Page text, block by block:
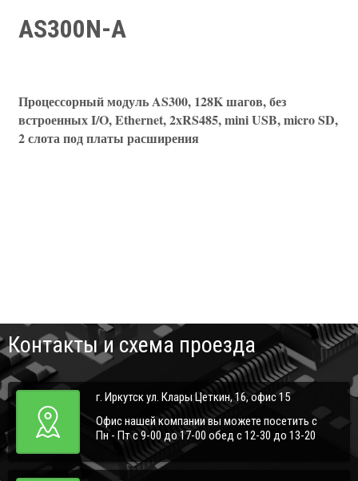
AS300N-A
Процессорный модуль AS300, 128K шагов, без
встроенных I/O, Ethernet, 2xRS485, mini USB, micro SD,
2 слота под платы расширения
Контакты и схема проезда
г. Иркутск ул. Клары Цеткин, 16, офис 15
Офис нашей компании вы можете посетить с
Пн - Пт с 9-00 до 17-00 обед с 12-30 до 13-20